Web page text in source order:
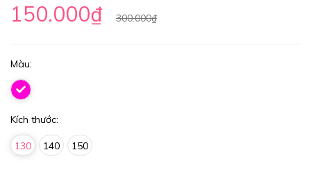
150.000₫ 300.000₫
Màu:
Kích thước:
130 140 150